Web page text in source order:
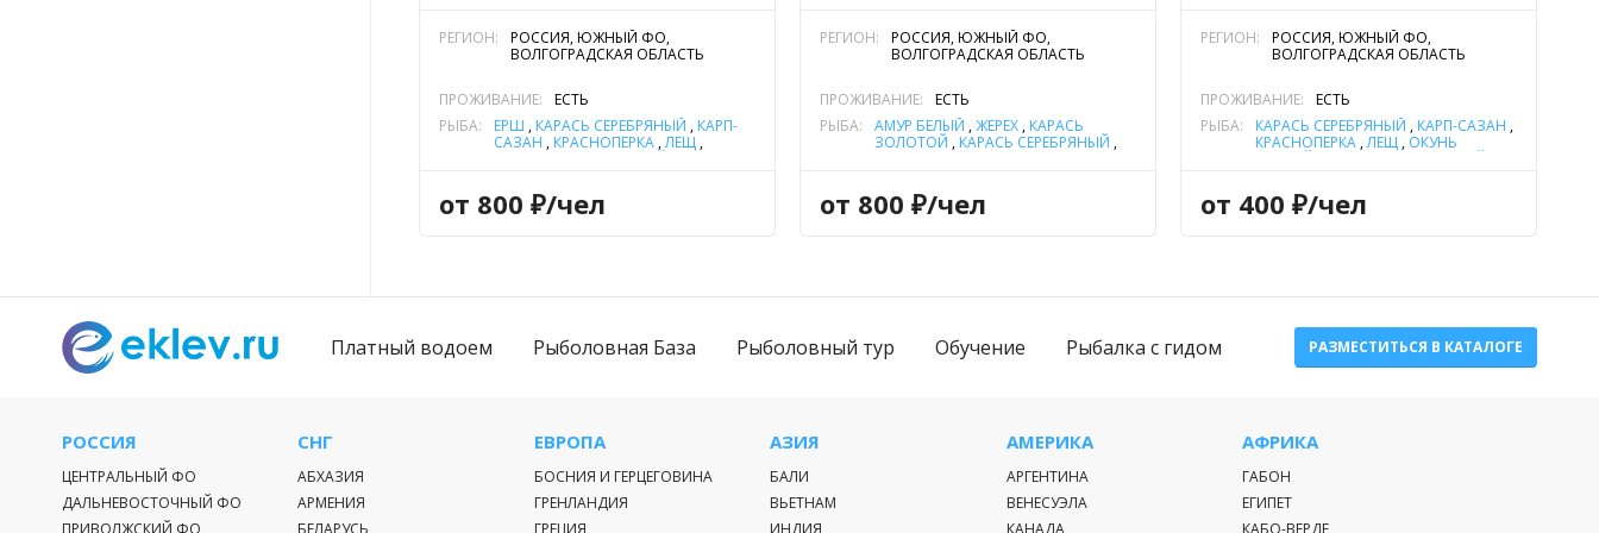
РЕГИОН:
РОССИЯ, ЮЖНЫЙ ФО,
ВОЛГОГРАДСКАЯ ОБЛАСТЬ
ПРОЖИВАНИЕ:
ЕСТЬ
РЫБА:
ЁРШ , КАРАСЬ СЕРЕБРЯНЫЙ , КАРП-
САЗАН , КРАСНОПЕРКА ,ЛЕЩ ,
от 800 ₽/чел
РЕГИОН:
РОССИЯ, ЮЖНЫЙ ФО,
ВОЛГОГРАДСКАЯ ОБЛАСТЬ
ПРОЖИВАНИЕ:
ЕСТЬ
РЫБА:
АМУР БЕЛЫЙ ,ЖЕРЕХ, КАРАСЬ
ЗОЛОТОЙ , КАРАСЬ СЕРЕБРЯНЫЙ ,
ОБЫКНОВЕННЫЙ (СОМ
ЕВРОПЕЙСКИЙ)
от 800 ₽/чел
РЕГИОН:
РОССИЯ, ЮЖНЫЙ ФО,
ВОЛГОГРАДСКАЯ ОБЛАСТЬ
ПРОЖИВАНИЕ:
ЕСТЬ
РЫБА:
КАРАСЬ СЕРЕБРЯНЫЙ , КАРП-САЗАН ,
КРАСНОПЕРКА,ЛЕЩ, ОКУНЬ
СУДАК, ЩУКА
от 400 ₽/чел
Платный водоем Рыболовная База Рыболовный тур Обучение Рыбалка с гидом РАЗМЕСТИТЬСЯ В КАТАЛОГЕ
РОССИЯ
ЦЕНТРАЛЬНЫЙ ФО
ДАЛЬНЕВОСТОЧНЫЙ ФО
ПРИВОЛЖСКИЙ ФО
СНГ
АБХАЗИЯ
АРМЕНИЯ
БЕЛАРУСЬ
ЕВРОПА
БОСНИЯ И ГЕРЦЕГОВИНА
ГРЕНЛАНДИЯ
ГРЕЦИЯ
АЗИЯ
БАЛИ
ВЬЕТНАМ
ИНДИЯ
АМЕРИКА
АРГЕНТИНА
ВЕНЕСУЭЛА
КАНАДА
АФРИКА
ГАБОН
ЕГИПЕТ
КАБО-ВЕРДЕ